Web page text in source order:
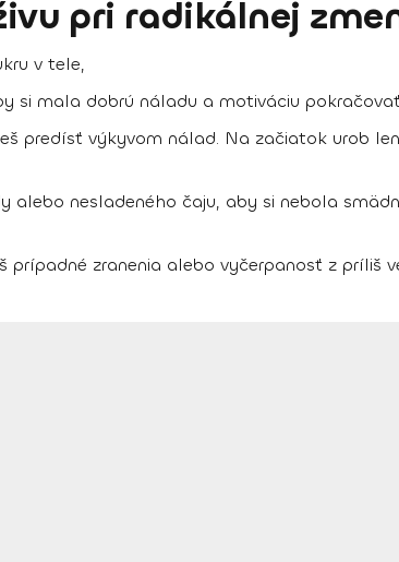
pri radikálnej
v tele,
si mala dobrú náladu a motiváciu
predísť výkyvom nálad. Na začiatok urob
alebo nesladeného čaju, aby si nebola
prípadné zranenia alebo vyčerpanosť z príliš